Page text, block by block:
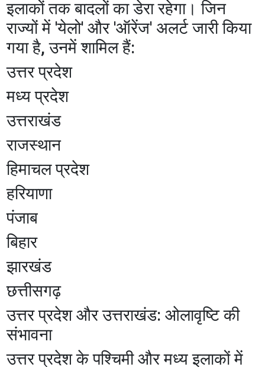
इलाकों तक बादलों का डेरा रहेगा। जिन
राज्यों में 'येलो' और 'ऑरेंज' अलर्ट जारी किया
गया है, उनमें शामिल हैं:
​उत्तर प्रदेश
​मध्य प्रदेश
​उत्तराखंड
​राजस्थान
​हिमाचल प्रदेश
​हरियाणा
​पंजाब
​बिहार
​झारखंड
​छत्तीसगढ़
​उत्तर प्रदेश और उत्तराखंड: ओलावृष्टि की
संभावना
​उत्तर प्रदेश के पश्चिमी और मध्य इलाकों में